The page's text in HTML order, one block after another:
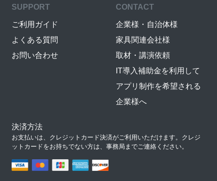
SUPPORT
ご利用ガイド
よくある質問
お問い合わせ
CONTACT
企業様・自治体様
家具関連会社様
取材・講演依頼
IT導入補助金を利用して
アプリ制作を希望される
企業様へ
決済方法
お支払いは、クレジットカード決済がご利用いただけます。クレジ
ットカードをお持ちでない方は、事務局までご連絡ください。